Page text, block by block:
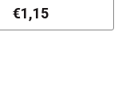
€1,15